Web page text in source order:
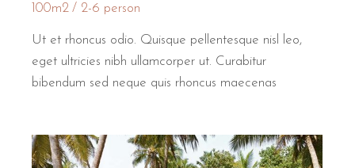
100m2 2-6 person
Ut et rhoncus odio. Quisque pellentesque nisl leo,
eget ultricies nibh ullamcorper ut. Curabitur
bibendum sed neque quis rhoncus maecenas